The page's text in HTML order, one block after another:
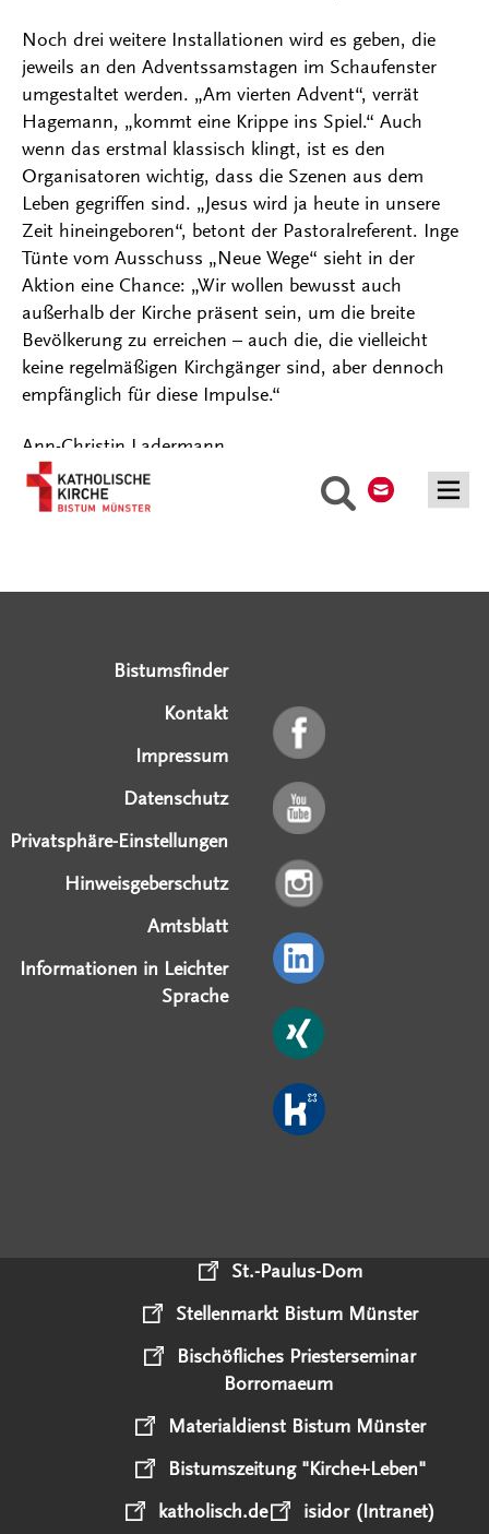
Suche
Noch drei weitere Installationen wird es geben, die
jeweils an den Adventssamstagen im Schaufenster
umgestaltet werden. „Am vierten Advent“, verrät
Hagemann, „kommt eine Krippe ins Spiel.“ Auch
wenn das erstmal klassisch klingt, ist es den
Organisatoren wichtig, dass die Szenen aus dem
Leben gegriffen sind. „Jesus wird ja heute in unsere
Zeit hineingeboren“, betont der Pastoralreferent. Inge
Tünte vom Ausschuss „Neue Wege“ sieht in der
Aktion eine Chance: „Wir wollen bewusst auch
außerhalb der Kirche präsent sein, um die breite
Bevölkerung zu erreichen – auch die, die vielleicht
keine regelmäßigen Kirchgänger sind, aber dennoch
empfänglich für diese Impulse.“
Ann-Christin Ladermann
Bistumsfinder
Kontakt
Impressum
Datenschutz
Privatsphäre-Einstellungen
Hinweisgeberschutz
Amtsblatt
Informationen in Leichter
Sprache
St.-Paulus-Dom
Stellenmarkt Bistum Münster
Bischöfliches Priesterseminar
Borromaeum
Materialdienst Bistum Münster
Bistumszeitung "Kirche+Leben"
katholisch.de
isidor (Intranet)